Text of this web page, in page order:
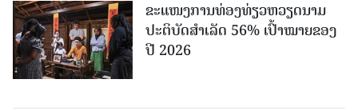
ຂະ​ແໜງ​ການ​ທ່ອງ​ທ່ຽວຫວຽດນາມ ​
ປະ​ຕິ​ບັດ​ສຳ​ເລັດ 56% ເປົ້າ​ໝາຍຂອງ
ປີ 2026